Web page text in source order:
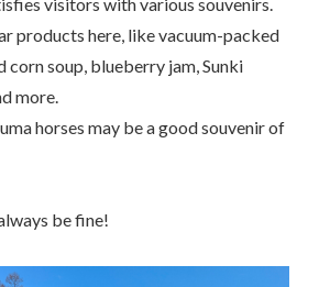
visitors with various souvenirs.
products here, like vacuum-packed
corn soup, blueberry jam, Sunki
more.
horses may be a good souvenir of
be fine!